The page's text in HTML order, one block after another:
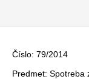
Číslo: 79/2014
Predmet: Spotreba